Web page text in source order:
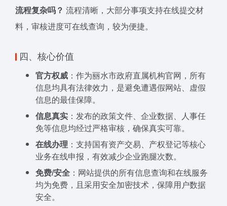
流程复杂吗？ 流程清晰，大部分事项支持在线提交材
料，审核进度可在线查询，较为便捷。
四、核心价值
官方权威 ：作为丽水市政府直属机构官网，所有
信息均具有法律效力，是避免遭遇假网站、虚假
信息的最佳保障。
信息真实 ：发布的政策文件、企业数据、人事任
免等信息均经过严格审核，确保真实可靠。
在线办理 ：支持国有资产交易、产权登记等核心
业务在线申报，有效减少企业跑腿次数。
免费/安全 ：网站提供的所有信息查询和在线服务
均为免费，且采用安全加密技术，保障用户数据
安全。